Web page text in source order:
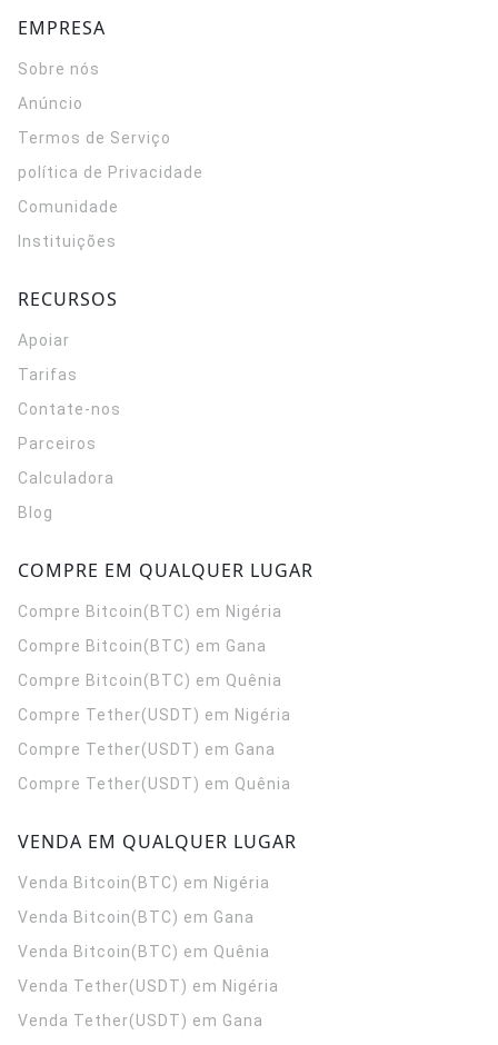
EMPRESA
Sobre nós
Anúncio
Termos de Serviço
política de Privacidade
Comunidade
Instituições
RECURSOS
Apoiar
Tarifas
Contate-nos
Parceiros
Calculadora
Blog
COMPRE EM QUALQUER LUGAR
Compre Bitcoin(BTC) em Nigéria
Compre Bitcoin(BTC) em Gana
Compre Bitcoin(BTC) em Quênia
Compre Tether(USDT) em Nigéria
Compre Tether(USDT) em Gana
Compre Tether(USDT) em Quênia
VENDA EM QUALQUER LUGAR
Venda Bitcoin(BTC) em Nigéria
Venda Bitcoin(BTC) em Gana
Venda Bitcoin(BTC) em Quênia
Venda Tether(USDT) em Nigéria
Venda Tether(USDT) em Gana